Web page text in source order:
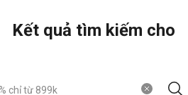
Kết quả tìm kiếm cho